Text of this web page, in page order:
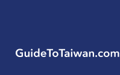
GuideToTaiwan.com